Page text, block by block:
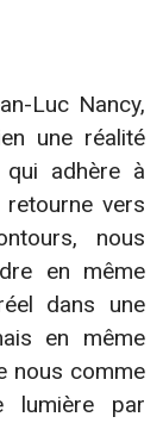
Luc Nancy,
une réalité
adhère à
retourne vers
nous
en même
dans une
en même
nous comme
lumière par